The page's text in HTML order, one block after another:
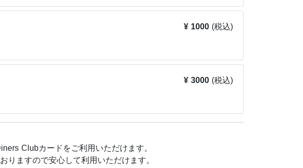
州国立博物館につとめ、久留米工業高等専門学校講師を経て、現
てを通して、新たな学びの場について考え続け、オンラインスク
いている。独特のノリでみんなを和ませるが、実は予備校の東大
受講者数のべ6000人以上の人気オンライン講師でもある。
界中から歴史が好きな子どもが集まって、のぶた先生や歴史友
¥ 1000 (税込)
¥ 3000 (税込)
Clubカードをご利用いただけます。
ますので安心して利用いただけます。